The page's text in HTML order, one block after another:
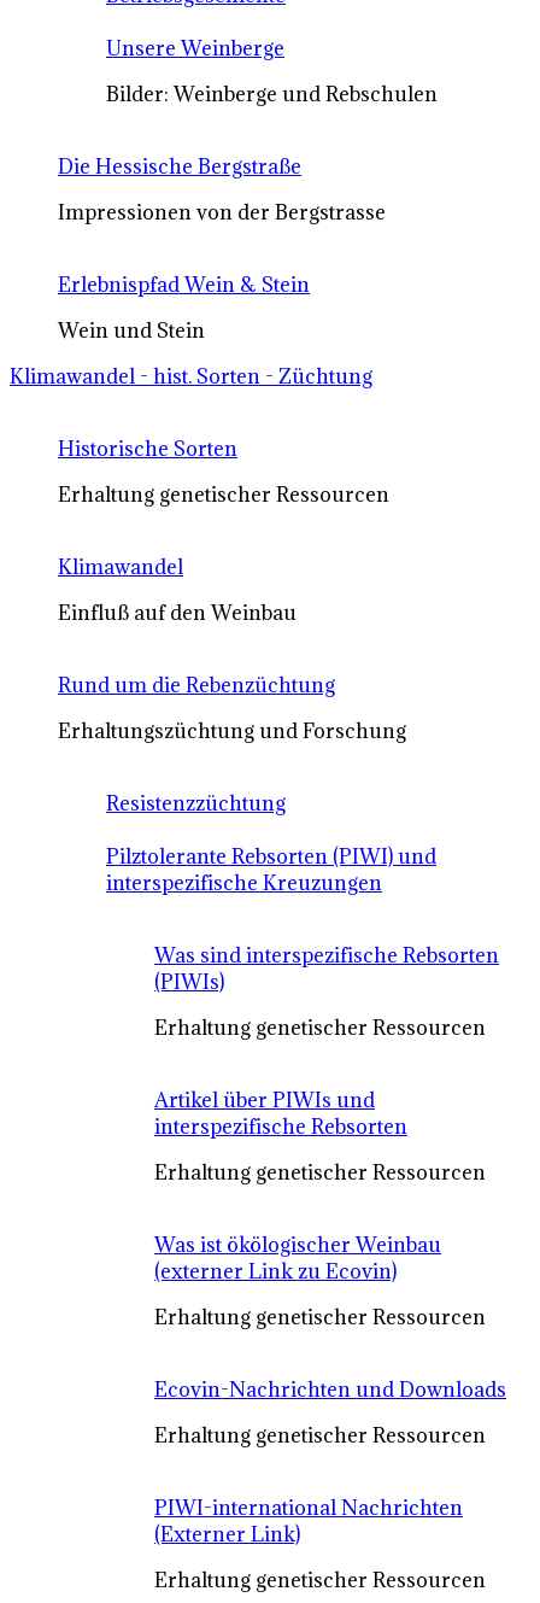
Unsere Weinberge
Bilder: Weinberge und Rebschulen
Die Hessische Bergstraße
Impressionen von der Bergstrasse
Erlebnispfad Wein & Stein
Wein und Stein
Klimawandel - hist. Sorten - Züchtung
Historische Sorten
Erhaltung genetischer Ressourcen
Klimawandel
Einfluß auf den Weinbau
Rund um die Rebenzüchtung
Erhaltungszüchtung und Forschung
Resistenzzüchtung
Pilztolerante Rebsorten (PIWI) und
interspezifische Kreuzungen
Was sind interspezifische Rebsorten
(PIWIs)
Erhaltung genetischer Ressourcen
Artikel über PIWIs und
interspezifische Rebsorten
Erhaltung genetischer Ressourcen
Was ist ökölogischer Weinbau
(externer Link zu Ecovin)
Erhaltung genetischer Ressourcen
Ecovin-Nachrichten und Downloads
Erhaltung genetischer Ressourcen
PIWI-international Nachrichten
(Externer Link)
Erhaltung genetischer Ressourcen